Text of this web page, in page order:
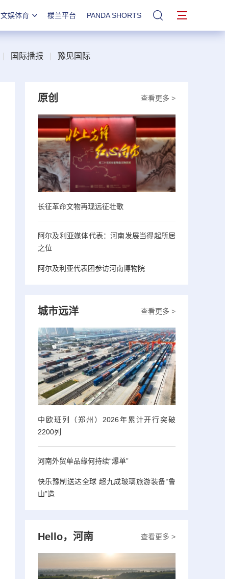
文娱体育 楼兰平台 PANDA SHORTS 站内搜索
国际播报 豫见国际
查看更多 >
原创
长征革命文物再现远征壮歌
阿尔及利亚媒体代表：河南发展当得起所居
之位
阿尔及利亚代表团参访河南博物院
查看更多 >
城市远洋
中欧班列（郑州）2026年累计开行突破
2200列
河南外贸单品缘何持续“爆单”
快乐豫制送达全球 超九成玻璃旅游装备“鲁
山”造
查看更多 >
Hello，河南